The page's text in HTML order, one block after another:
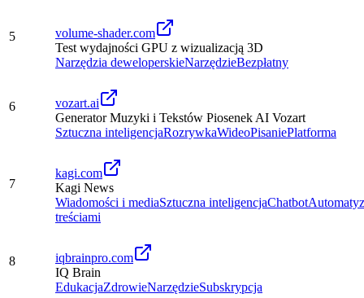
5
volume-shader.com
Test wydajności GPU z wizualizacją 3D
Narzędzia deweloperskieNarzędzieBezpłatny
6
vozart.ai
Generator Muzyki i Tekstów Piosenek AI Vozart
Sztuczna inteligencjaRozrywkaWideoPisaniePlatforma
7
kagi.com
Kagi News
Wiadomości i mediaSztuczna inteligencjaChatbot
treściami
8
iqbrainpro.com
IQ Brain
EdukacjaZdrowieNarzędzieSubskrypcja